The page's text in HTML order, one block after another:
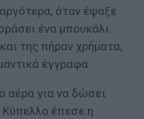
όταν έψαξε
ένα μπουκάλι
της πήραν χρήματα,
έγγραφα.
αέρα για να δώσει
Κύπελλο έπεσε η